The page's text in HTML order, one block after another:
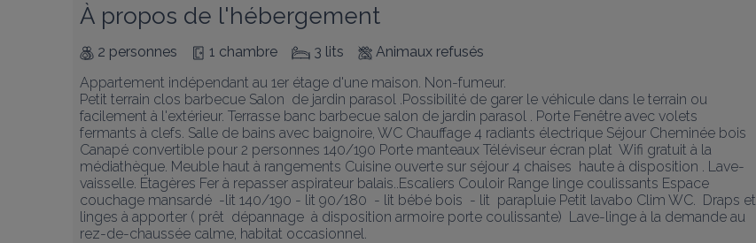
À propos de l'hébergement
2 personnes 1 chambre 3 lits
Animaux refusés
Appartement indépendant au 1er étage d'une maison. Non-fumeur.
Petit terrain clos barbecue Salon  de jardin parasol .Possibilité de garer le véhicule dans le terrain ou
facilement à l'extérieur. Terrasse banc barbecue salon de jardin parasol . Porte Fenêtre avec volets
fermants à clefs. Salle de bains avec baignoire, WC Chauffage 4 radiants électrique Séjour Cheminée bois
Canapé convertible pour 2 personnes 140/190 Porte manteaux Téléviseur écran plat  Wifi gratuit à la
médiathèque. Meuble haut à rangements Cuisine ouverte sur séjour 4 chaises  haute à disposition . Lave-
vaisselle. Étagères Fer à repasser aspirateur balais..Escaliers Couloir Range linge coulissants Espace
couchage mansardé  -lit 140/190 - lit 90/180  - lit bébé bois  - lit  parapluie Petit lavabo Clim WC.  Draps et
linges à apporter ( prêt  dépannage  à disposition armoire porte coulissante)  Lave-linge à la demande au
rez-de-chaussée calme, habitat occasionnel.